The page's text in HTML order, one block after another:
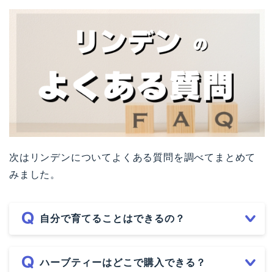
次はリンデンについてよくある質問を調べてまとめて
みました。
自分で育てることはできるの？
ハーブティーはどこで購入できる？